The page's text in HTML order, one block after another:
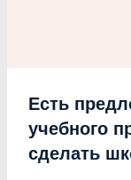
Есть
учебного
сделать